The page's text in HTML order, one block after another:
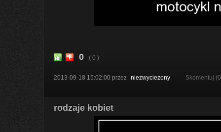
0 ( 0 )
2013-09-18 15:02:00 przez niezwyciezony Skomentuj
rodzaje kobiet